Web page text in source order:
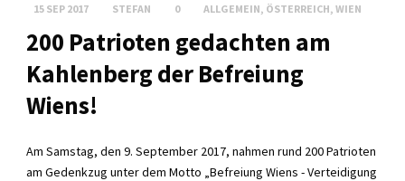
15 SEP 2017 STEFAN 0 ALLGEMEIN ÖSTERREICH WIEN
200 Patrioten gedachten am
Kahlenberg der Befreiung
Wiens!
Am Samstag, den 9. September 2017, nahmen rund 200 Patrioten
am Gedenkzug unter dem Motto „Befreiung Wiens - Verteidigung